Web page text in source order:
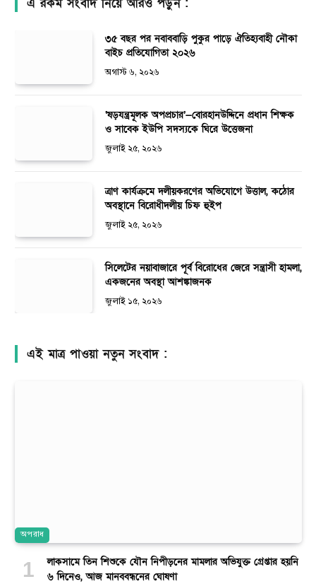
৩৫ বছর পর নবাববাড়ি পুকুর পাড়ে ঐতিহ্যবাহী নৌকা
বাইচ প্রতিযোগিতা ২০২৬
অগাস্ট ৬, ২০২৬
‘ষড়যন্ত্রমূলক অপপ্রচার’—বোরহানউদ্দিনে প্রধান শিক্ষক
ও সাবেক ইউপি সদস্যকে ঘিরে উত্তেজনা
জুলাই ২৫, ২০২৬
ত্রাণ কার্যক্রমে দলীয়করণের অভিযোগে উত্তাল, কঠোর
অবস্থানে বিরোধীদলীয় চিফ হুইপ
জুলাই ২৫, ২০২৬
সিলেটের নয়াবাজারে পূর্ব বিরোধের জেরে সন্ত্রাসী হামলা,
একজনের অবস্থা আশঙ্কাজনক
জুলাই ১৫, ২০২৬
এই মাত্র পাওয়া নতুন সংবাদ :
অপরাধ
লাকসামে তিন শিশুকে যৌন নিপীড়নের মামলার অভিযুক্ত গ্রেপ্তার হয়নি
৬ দিনেও, আজ মানববন্ধনের ঘোষণা